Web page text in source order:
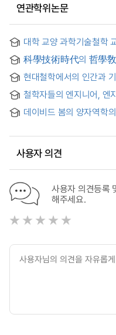
연관학위논문
대학 교양 과학기술철학
科學技術時代의 哲學敎
中心으로
현대철학에서의 인간과
중심으로
철학자들의 엔지니어, 엔
살펴본 18세기 영국의
engineer, engineers
데이비드 봄의 양자역학
사용자 의견
사용자 의견등록
해주세요.